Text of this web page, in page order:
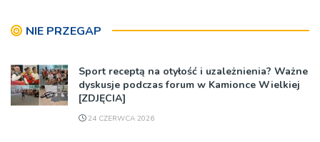
NIE PRZEGAP
Sport receptą na otyłość i uzależnienia? Ważne
dyskusje podczas forum w Kamionce Wielkiej
[ZDJĘCIA]
24 CZERWCA 2026